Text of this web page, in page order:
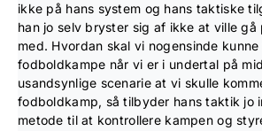
ikke på hans system og hans taktiske
han jo selv bryster sig af ikke at ville gå
med. Hvordan skal vi nogensinde
fodboldkampe når vi er i undertal på
usandsynlige scenarie at vi skulle
fodboldkamp, så tilbyder hans taktik jo
metode til at kontrollere kampen og